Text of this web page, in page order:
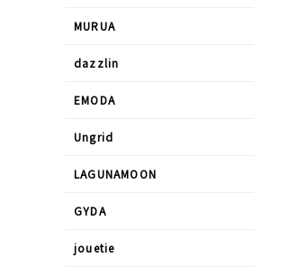
MURUA
dazzlin
EMODA
Ungrid
LAGUNAMOON
GYDA
jouetie